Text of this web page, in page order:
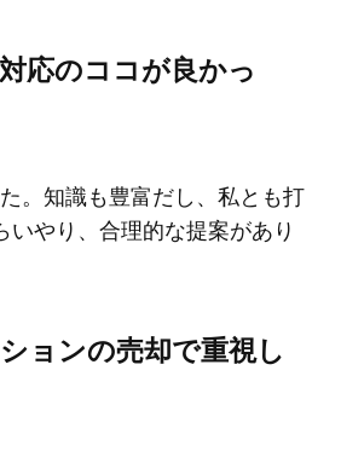
応のココが良かっ
。知識も豊富だし、私とも打
いやり、合理的な提案があり
ョンの売却で重視し